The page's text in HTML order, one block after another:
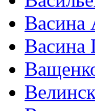
Васина
Васина